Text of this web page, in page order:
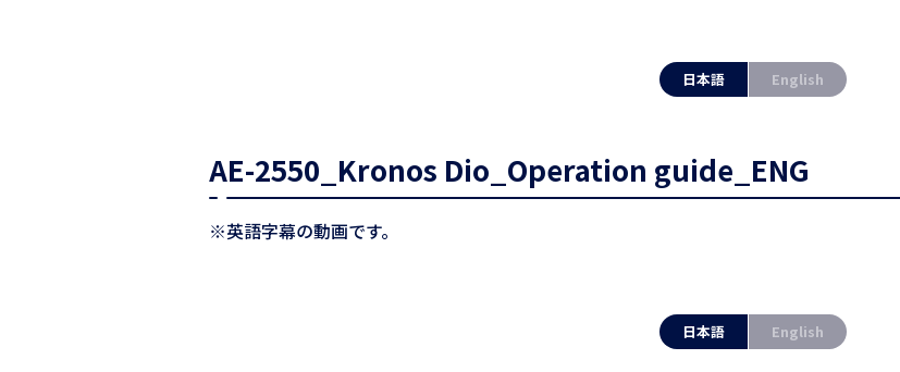
日本語 English
AE-2550_Kronos Dio_Operation guide_ENG
※英語字幕の動画です。
日本語 English